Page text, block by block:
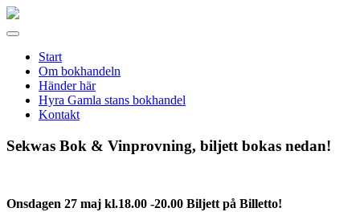
Gamla
Meny
Start
Om bokhandeln
Händer här
Hyra Gamla stans bokhandel
Kontakt
Sekwas Bok & Vinprovning, biljett bokas nedan!
Onsdagen 27 maj kl.18.00 -20.00 Biljett på Billetto!